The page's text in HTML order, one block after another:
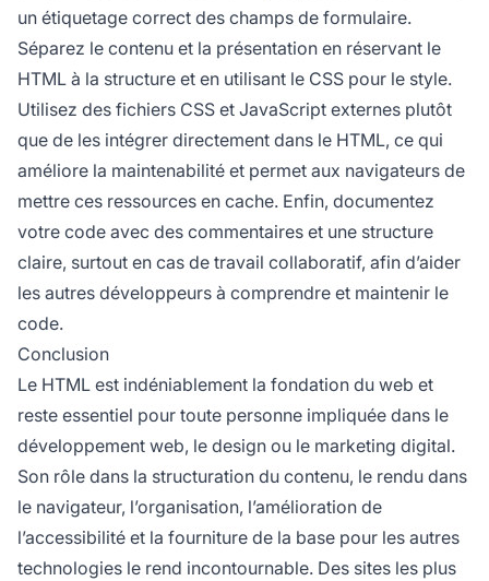
un étiquetage correct des champs de formulaire.
Séparez le contenu et la présentation en réservant le
HTML à la structure et en utilisant le CSS pour le style.
Utilisez des fichiers CSS et JavaScript externes plutôt
que de les intégrer directement dans le HTML, ce qui
améliore la maintenabilité et permet aux navigateurs de
mettre ces ressources en cache. Enfin, documentez
votre code avec des commentaires et une structure
claire, surtout en cas de travail collaboratif, afin d’aider
les autres développeurs à comprendre et maintenir le
code.
Conclusion
Le HTML est indéniablement la fondation du web et
reste essentiel pour toute personne impliquée dans le
développement web, le design ou le marketing digital.
Son rôle dans la structuration du contenu, le rendu dans
le navigateur, l’organisation, l’amélioration de
l’accessibilité et la fourniture de la base pour les autres
technologies le rend incontournable. Des sites les plus